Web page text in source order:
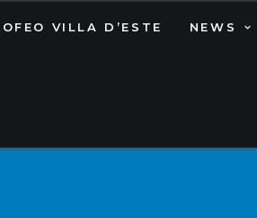
VILLA D’ESTE NEWS